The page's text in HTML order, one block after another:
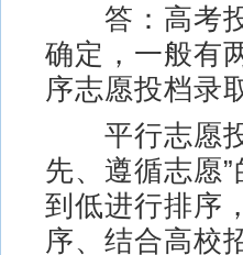
答：高考投
确定，一般有
序志愿投档录
平行志愿投
先、遵循志愿
到低进行排序
序、结合高校